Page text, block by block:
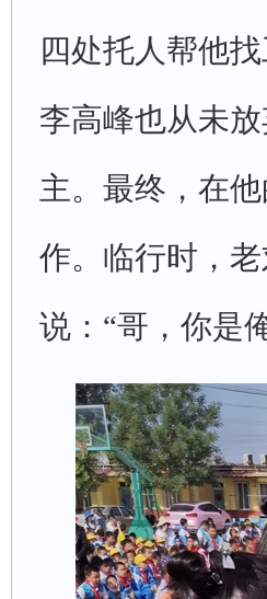
四处托人帮他
李高峰也从未
主。最终，在
作。临行时，
说：“哥，你是